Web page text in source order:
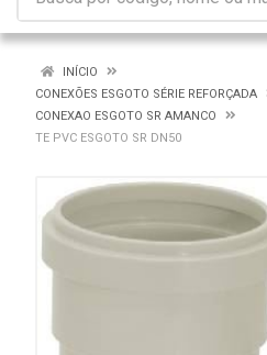
INÍCIO
CONEXÕES ESGOTO SÉRIE REFORÇADA
CONEXAO ESGOTO SR AMANCO
TE PVC ESGOTO SR DN50